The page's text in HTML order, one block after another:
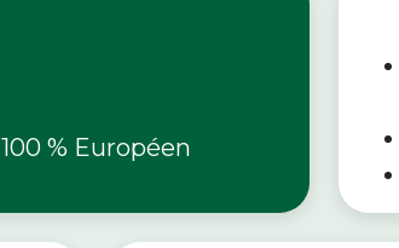
100 % Européen